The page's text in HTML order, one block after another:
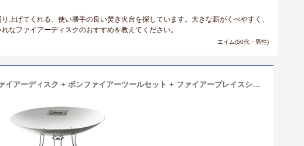
上げてくれる、使い勝手の良い焚き火台を探しています。大きな薪がくべやすく、
なファイアーディスクのおすすめを教えてください。
エイム(50代・男性)
コールマン 焚火セット ファイアーディスク + ボンファイアーツールセット + ファイアープレイスシート 2000031235 + 2000038864 + 2000037303 Coleman